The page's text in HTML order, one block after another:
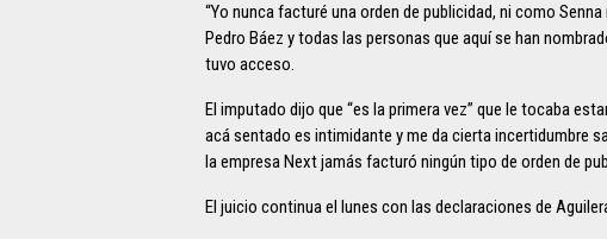
“Yo nunca facturé una orden de publicidad, ni como
Pedro Báez y todas las personas que aquí se han
tuvo acceso.
El imputado dijo que “es la primera vez” que le tocaba
acá sentado es intimidante y me da cierta incertidumbre
la empresa Next jamás facturó ningún tipo de orden de
El juicio continua el lunes con las declaraciones de